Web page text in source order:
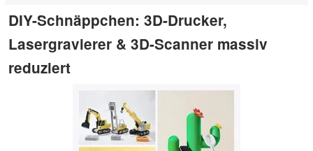
DIY-Schnäppchen: 3D-Drucker,
Lasergravierer & 3D-Scanner massiv
reduziert